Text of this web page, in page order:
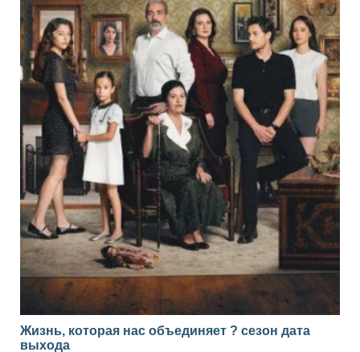
Жизнь, которая нас объединяет ? сезон дата
выхода